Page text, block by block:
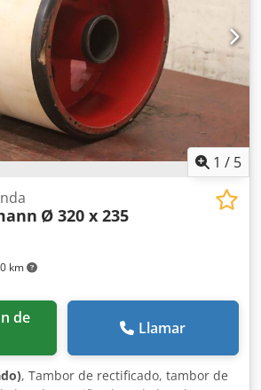
1 / 5
km
Ø 320 x 235
Llamar
, Tambor de rectificado, tambor de